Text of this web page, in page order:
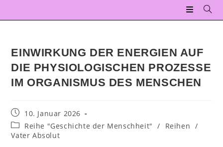
EINWIRKUNG DER ENERGIEN AUF
DIE PHYSIOLOGISCHEN PROZESSE
IM ORGANISMUS DES MENSCHEN
10. Januar 2026
Reihe "Geschichte der Menschheit"
/ Reihen /
Vater Absolut